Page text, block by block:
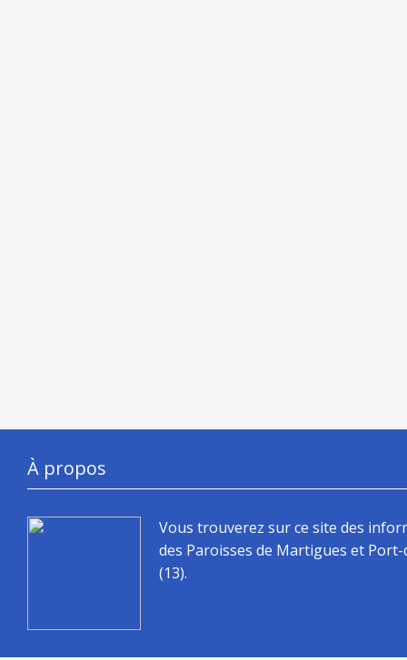
À propos
Vous trouverez sur ce site des
des Paroisses de Martigues et
(13).